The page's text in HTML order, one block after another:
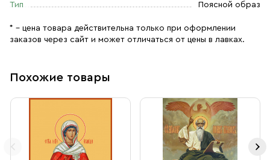
Тип Поясной образ
* – цена товара действительна только при оформлении
заказов через сайт и может отличаться от цены в лавках.
Похожие товары